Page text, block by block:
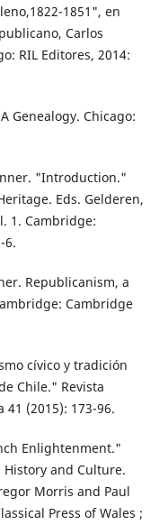
1851", en
Carlos
RIL Editores, 2014:
Genealogy. Chicago:
"Introduction."
Eds. Gelderen,
1. Cambridge:
6.
Republicanism, a
Cambridge
cívico y tradición
Chile." Revista
(2015): 173-96.
Enlightenment."
and Culture.
Morris and Paul
Press of Wales ;